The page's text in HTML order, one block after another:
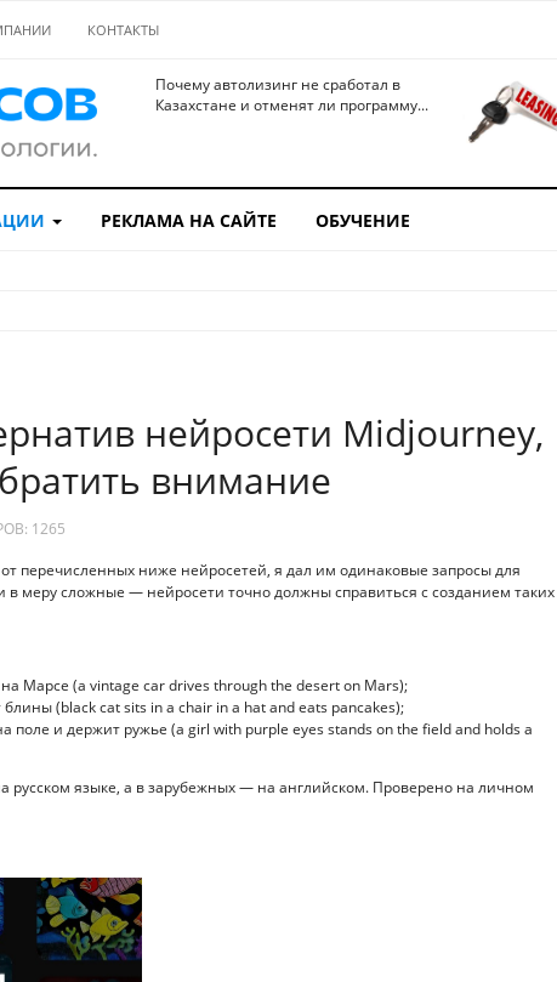
КОНТАКТЫ
Почему автолизинг не сработал в
Казахстане и отменят ли программу...
РЕКЛАМА НА САЙТЕ ОБУЧЕНИЕ
нейросети Midjourney,
внимание
1265
перечисленных ниже нейросетей, я дал им одинаковые запросы для
меру сложные — нейросети точно должны справиться с созданием таких
Марсе (a vintage car drives through the desert on Mars);
(black cat sits in a chair in a hat and eats pancakes);
поле и держит ружье (a girl with purple eyes stands on the field and holds a
русском языке, а в зарубежных — на английском. Проверено на личном